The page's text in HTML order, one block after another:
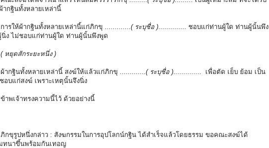
ากฐินทั้งหลายเหล่านี้
การให้ผ้ากฐินทั้งหลายเหล่านี้แก่ภิกขุ ............. ( ระบุชื่อ ) .............. ชอบแก่ท่านผู้ใด ท่านผู้นั้นพึง
นิ่ง ไม่ชอบแก่ท่านผู้ใด ท่านผู้นั้นพึงพูด
( หยุดสักระยะหนึ่ง )
ผ้ากฐินทั้งหลายเหล่านี้ สงฆ์ให้แล้วแก่ภิกขุ ............. ( ระบุชื่อ ) .............. เพื่อตัด เย็บ ย้อม เป็น
อบแก่สงฆ์ เพราะเหตุนั้นจึงนิ่ง
ข้าพเจ้าทรงความนี้ไว้ ด้วยอย่างนี้
ภิกขุรูปหนึ่งกล่าว : สังฆกรรมในการอุปโลกน์กฐิน ได้สำเร็จแล้วโดยธรรม ขอคณะสงฆ์ได้
ทนาขึ้นพร้อมกันเทอญ